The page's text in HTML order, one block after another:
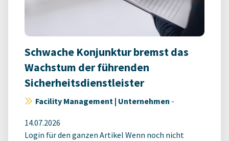
Schwache Konjunktur bremst das
Wachstum der führenden
Sicherheitsdienstleister
Facility Management | Unternehmen -
14.07.2026
Login für den ganzen Artikel Wenn noch nicht